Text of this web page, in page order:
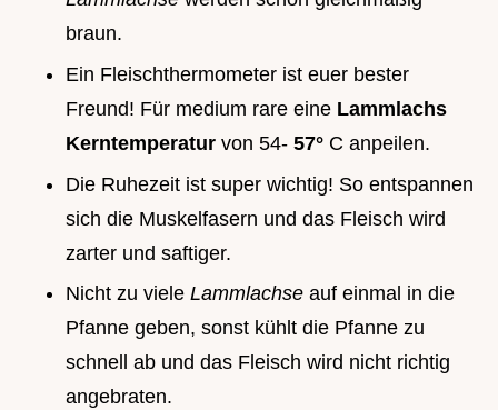
braun.
Ein Fleischthermometer ist euer bester
Freund! Für medium rare eine Lammlachs
Kerntemperatur von 54- 57° C anpeilen.
Die Ruhezeit ist super wichtig! So entspannen
sich die Muskelfasern und das Fleisch wird
zarter und saftiger.
Nicht zu viele Lammlachse auf einmal in die
Pfanne geben, sonst kühlt die Pfanne zu
schnell ab und das Fleisch wird nicht richtig
angebraten.